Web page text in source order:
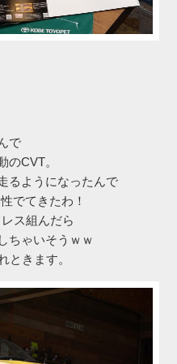
で
のCVT。
るようになったんで
でてきたわ！
ス組んだら
ちゃいそうｗｗ
ときます。